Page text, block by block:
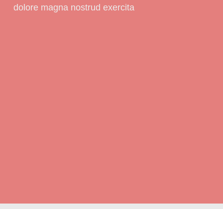
dolore magna nostrud exercita